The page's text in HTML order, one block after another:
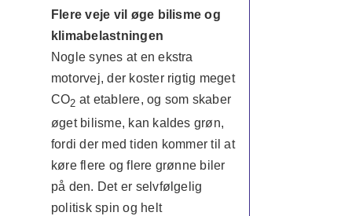
Flere veje vil øge bilisme og
klimabelastningen
Nogle synes at en ekstra
motorvej, der koster rigtig meget
CO2 at etablere, og som skaber
øget bilisme, kan kaldes grøn,
fordi der med tiden kommer til at
køre flere og flere grønne biler
på den. Det er selvfølgelig
politisk spin og helt